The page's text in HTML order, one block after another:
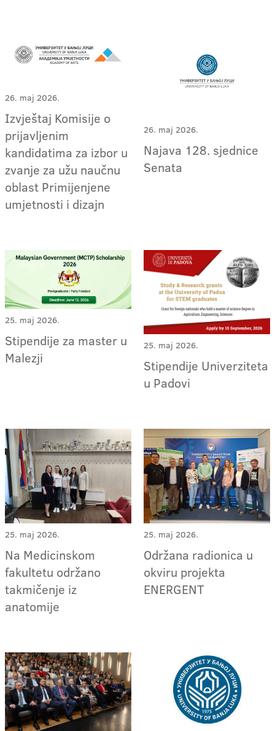
26. maj 2026.
Izvještaj Komisije o
prijavljenim
kandidatima za izbor u
zvanje za užu naučnu
oblast Primijenjene
umjetnosti i dizajn
26. maj 2026.
Najava 128. sjednice
Senata
25. maj 2026.
Stipendije za master u
Malezji
25. maj 2026.
Stipendije Univerziteta
u Padovi
25. maj 2026.
Na Medicinskom
fakultetu održano
takmičenje iz
anatomije
25. maj 2026.
Održana radionica u
okviru projekta
ENERGENT